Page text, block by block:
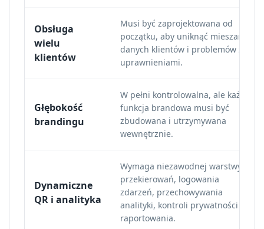
Obsługa
wielu
klientów
Musi być zaprojektowana od
początku, aby uniknąć mieszania
danych klientów i problemów z
uprawnieniami.
Głębokość
brandingu
W pełni kontrolowalna, ale każda
funkcja brandowa musi być
zbudowana i utrzymywana
wewnętrznie.
Dynamiczne
QR i analityka
Wymaga niezawodnej warstwy
przekierowań, logowania
zdarzeń, przechowywania
analityki, kontroli prywatności i UI
raportowania.